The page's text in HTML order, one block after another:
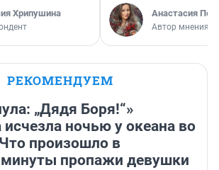
Хрипушина Анастасия
Автор мнения
РЕКОМЕНДУЕМ
„Дядя Боря!“»
ночью у океана во
произошло в
минуты пропажи девушки